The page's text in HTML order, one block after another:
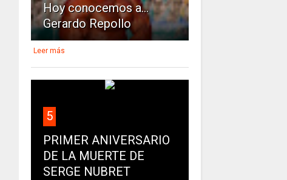
Hoy conocemos a...
Gerardo Repollo
Leer más
5
PRIMER ANIVERSARIO
DE LA MUERTE DE
SERGE NUBRET